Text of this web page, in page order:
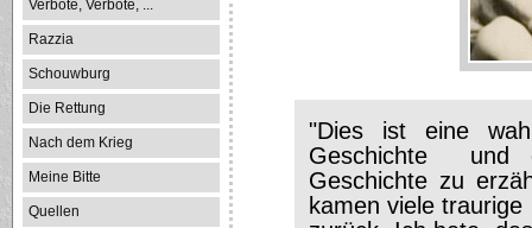
Verbote, Verbote, ...
Razzia
Schouwburg
Die Rettung
Nach dem Krieg
Meine Bitte
Quellen
"Dies ist eine
Geschichte und
Geschichte zu
kamen viele